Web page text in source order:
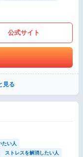
公式サイト
見る
たい人
ストレスを解消したい人